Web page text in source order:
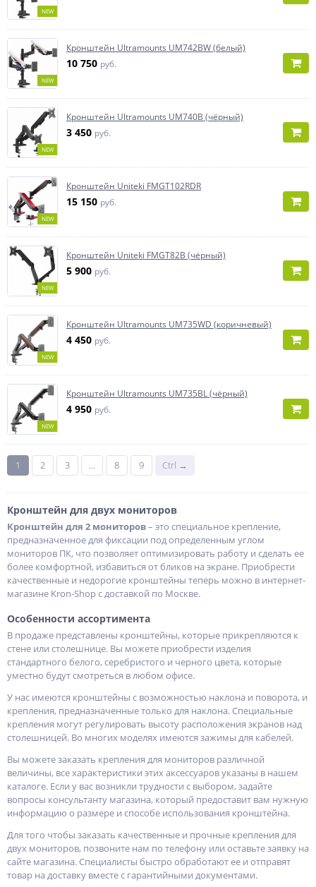
NEW
NEW
Кронштейн Ultramounts UM742BW (белый)
10 750 руб.
NEW
Кронштейн Ultramounts UM740B (чёрный)
3 450 руб.
NEW
Кронштейн Uniteki FMGT102RDR
15 150 руб.
NEW
Кронштейн Uniteki FMGT82B (чёрный)
5 900 руб.
NEW
Кронштейн Ultramounts UM735WD (коричневый)
4 450 руб.
NEW
Кронштейн Ultramounts UM735BL (чёрный)
4 950 руб.
1 2 3 ... 8 9 Ctrl →
Кронштейн для двух мониторов
Кронштейн для 2 мониторов– это специальное крепление,
предназначенное для фиксации под определенным углом
мониторов ПК, что позволяет оптимизировать работу и сделать ее
более комфортной, избавиться от бликов на экране. Приобрести
качественные и недорогие кронштейны теперь можно в интернет-
магазине Kron-Shop с доставкой по Москве.
Особенности ассортимента
В продаже представлены кронштейны, которые прикрепляются к
стене или столешнице. Вы можете приобрести изделия
стандартного белого, серебристого и черного цвета, которые
уместно будут смотреться в любом офисе.
У нас имеются кронштейны с возможностью наклона и поворота, и
крепления, предназначенные только для наклона. Специальные
крепления могут регулировать высоту расположения экранов над
столешницей. Во многих моделях имеются зажимы для кабелей.
Вы можете заказать крепления для мониторов различной
величины, все характеристики этих аксессуаров указаны в нашем
каталоге. Если у вас возникли трудности с выбором, задайте
вопросы консультанту магазина, который предоставит вам нужную
информацию о размере и способе использования кронштейна.
Для того чтобы заказать качественные и прочные крепления для
двух мониторов, позвоните нам по телефону или оставьте заявку на
сайте магазина. Специалисты быстро обработают ее и отправят
товар на доставку вместе с гарантийными документами.